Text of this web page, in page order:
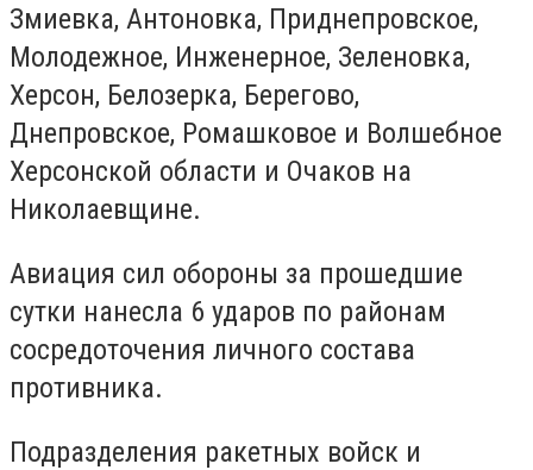
Змиевка, Антоновка, Приднепровское,
Молодежное, Инженерное, Зеленовка,
Херсон, Белозерка, Берегово,
Днепровское, Ромашковое и Волшебное
Херсонской области и Очаков на
Николаевщине.
Авиация сил обороны за прошедшие
сутки нанесла 6 ударов по районам
сосредоточения личного состава
противника.
Подразделения ракетных войск и